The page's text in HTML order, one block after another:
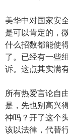
美华中对国家安
是可以肯定的，
什么招数都能使
了。已经有一些
诉。这点其实满
所有热爱言论自
是，先也别高兴
神吗？开了这个
该以法律，代替